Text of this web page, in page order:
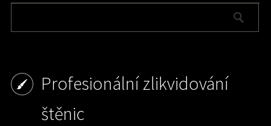
Profesionální zlikvidování
štěnic